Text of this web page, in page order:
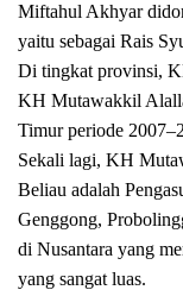
Miftahul Akhyar
yaitu sebagai Rais
Di tingkat provinsi,
KH Mutawakkil
Timur periode
Sekali lagi, KH
Beliau adalah
Genggong,
di Nusantara yang
yang sangat luas.